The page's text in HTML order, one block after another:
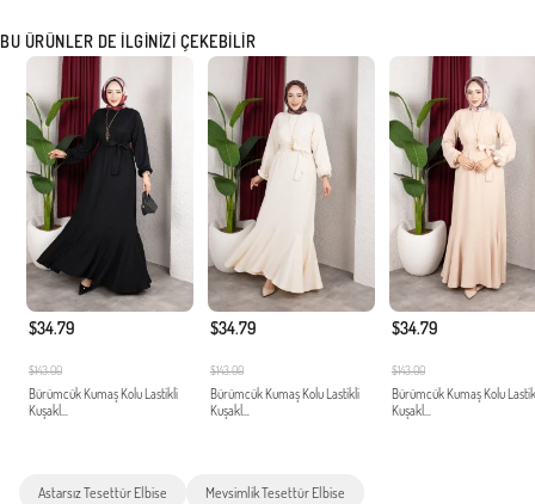
BU ÜRÜNLER DE İLGINIZI ÇEKEBILIR
$34.79
$143.00
Bürümcük Kumaş Kolu Lastikli
Kuşakl...
$34.79
$143.00
Bürümcük Kumaş Kolu Lastikli
Kuşakl...
$34.79
$143.00
Bürümcük Kumaş Kolu
Kuşakl...
Astarsız Tesettür Elbise Mevsimlik Tesettür Elbise